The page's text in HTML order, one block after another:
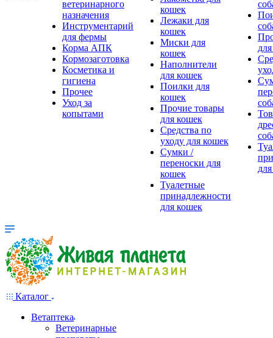
ветеринарного
назначения
Инструментарий
для фермы
Корма АПК
Кормозаготовка
Косметика и
гигиена
Прочее
Уход за
копытами
кошек
Лежаки для
кошек
Миски для
кошек
Наполнители
для кошек
Поилки для
кошек
Прочие товары
для кошек
Средства по
уходу для кошек
Сумки /
переноски для
кошек
Туалетные
принадлежности
для кошек
Каталог
Ветаптека
Ветеринарные